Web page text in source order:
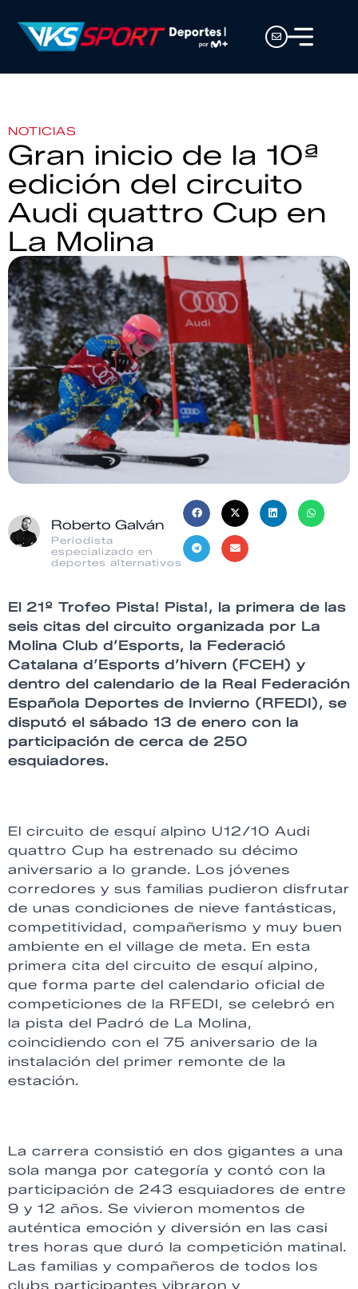
NOTICIAS
Gran inicio de la 10ª
edición del circuito
Audi quattro Cup en
La Molina
Roberto Galván
Periodista
especializado en
deportes alternativos
El 21º Trofeo Pista! Pista!, la primera de las
seis citas del circuito organizada por La
Molina Club d’Esports, la Federació
Catalana d’Esports d’hivern (FCEH) y
dentro del calendario de la Real Federación
Española Deportes de Invierno (RFEDI), se
disputó el sábado 13 de enero con la
participación de cerca de 250
esquiadores.
El circuito de esquí alpino U12/10 Audi
quattro Cup ha estrenado su décimo
aniversario a lo grande. Los jóvenes
corredores y sus familias pudieron disfrutar
de unas condiciones de nieve fantásticas,
competitividad, compañerismo y muy buen
ambiente en el village de meta. En esta
primera cita del circuito de esquí alpino,
que forma parte del calendario oficial de
competiciones de la RFEDI, se celebró en
la pista del Padró de La Molina,
coincidiendo con el 75 aniversario de la
instalación del primer remonte de la
estación.
La carrera consistió en dos gigantes a una
sola manga por categoría y contó con la
participación de 243 esquiadores de entre
9 y 12 años. Se vivieron momentos de
auténtica emoción y diversión en las casi
tres horas que duró la competición matinal.
Las familias y compañeros de todos los
clubs participantes vibraron y